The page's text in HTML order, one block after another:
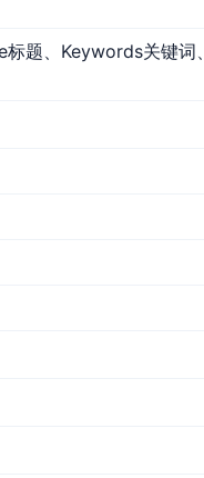
题、Keywords关键